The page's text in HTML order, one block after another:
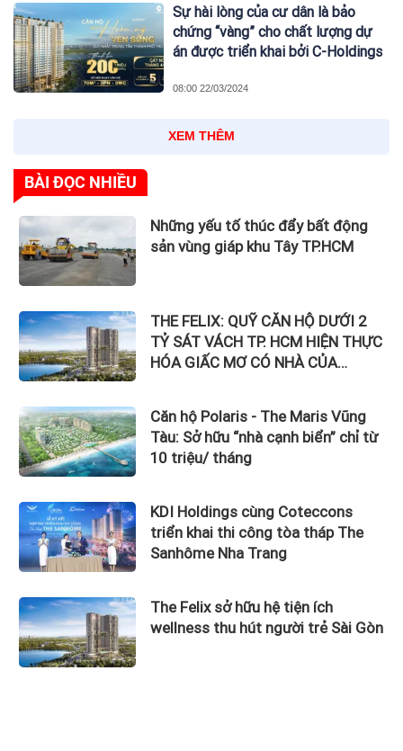
Sự hài lòng của cư dân là bảo
chứng “vàng” cho chất lượng dự
án được triển khai bởi C-Holdings
08:00 22/03/2024
XEM THÊM
BÀI ĐỌC NHIỀU
Những yếu tố thúc đẩy bất động
sản vùng giáp khu Tây TP.HCM
THE FELIX: QUỸ CĂN HỘ DƯỚI 2
TỶ SÁT VÁCH TP. HCM HIỆN THỰC
HÓA GIẤC MƠ CÓ NHÀ CỦA
Căn hộ Polaris - The Maris Vũng
Tàu: Sở hữu “nhà cạnh biển” chỉ từ
10 triệu/ tháng
KDI Holdings cùng Coteccons
triển khai thi công tòa tháp The
Sanhôme Nha Trang
The Felix sở hữu hệ tiện ích
wellness thu hút người trẻ Sài Gòn